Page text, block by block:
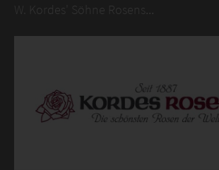
W. Kordes' Söhne Rosenschulen GmbH & Co KG